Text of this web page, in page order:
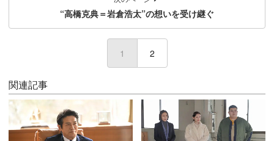
“高橋克典＝岩倉浩太”の想いを受け継ぐ
1 (current)
2
関連記事